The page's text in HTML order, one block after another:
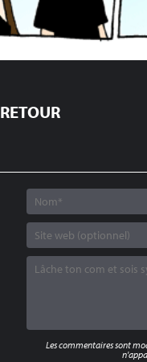
RETOUR
Les commentaires sont